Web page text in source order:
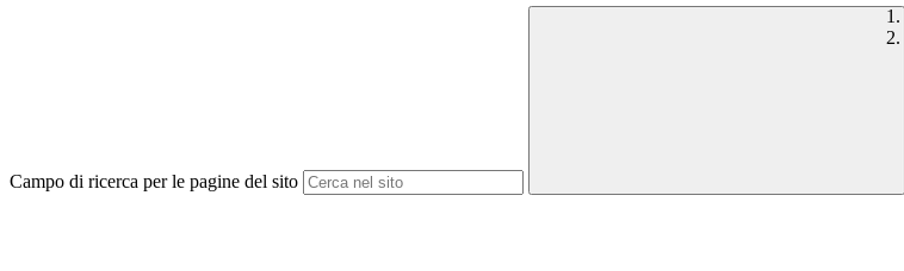
Campo di ricerca per le pagine del sito